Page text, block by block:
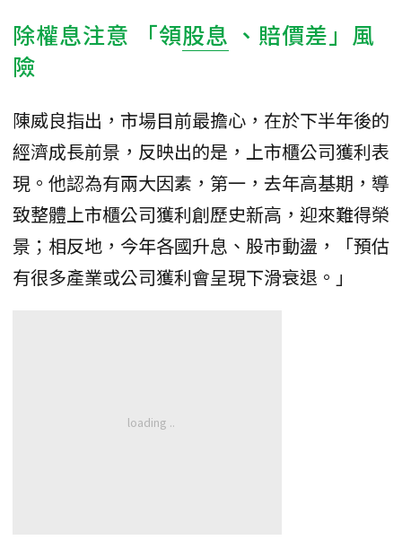
除權息注意 「領股息 、賠價差」風
險
陳威良指出，市場目前最擔心，在於下半年後的
經濟成長前景，反映出的是，上市櫃公司獲利表
現。他認為有兩大因素，第一，去年高基期，導
致整體上市櫃公司獲利創歷史新高，迎來難得榮
景；相反地，今年各國升息、股市動盪，「預估
有很多產業或公司獲利會呈現下滑衰退。」